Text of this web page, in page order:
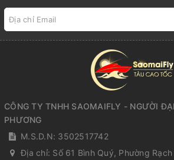
CÔNG TY TNHH SAOMAIFLY - NGƯỜI
PHƯƠNG
M.S.D.N: 3502517742
Địa chỉ: Số 61 Bình Quý, Phường